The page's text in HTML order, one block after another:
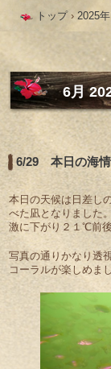
へ
ス
キ
ッ
プ
トップ › 2025年
6月
6/29 本日の海
本日の天候は日差し
べた凪となりました
激に下がり２１℃前
写真の通りかなり透
コーラルが楽しめまし